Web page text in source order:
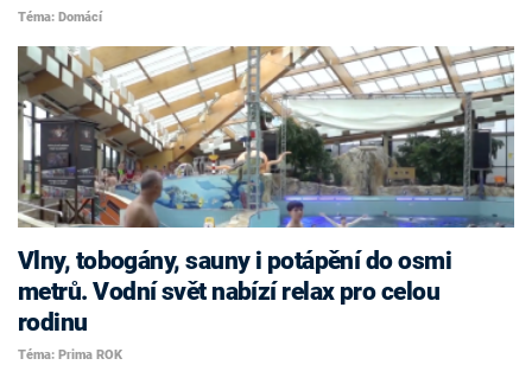
Téma: Domácí
Vlny, tobogány, sauny i potápění do osmi
metrů. Vodní svět nabízí relax pro celou
rodinu
Téma: Prima ROK